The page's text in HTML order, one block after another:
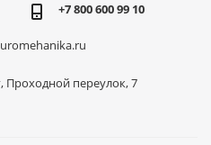
+7 800 600 99 10
Проходной переулок, 7